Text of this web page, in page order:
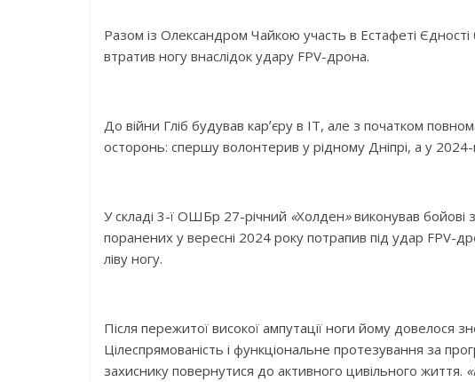
Разом із Олександром Чайкою участь в Естафеті
втратив ногу внаслідок удару FPV-дрона.
До війни Гліб будував карʼєру в IT, але з початком
осторонь: спершу волонтерив у рідному Дніпрі, а у
У складі 3-ї ОШБр 27-річний «Холден»виконував бойові
поранених у вересні 2024 року потрапив під удар FPV-
ліву ногу.
Після пережитої високої ампутації ноги йому довелося
Цілеспрямованість і функціональне протезування за
захиснику повернутися до активного цивільного життя.